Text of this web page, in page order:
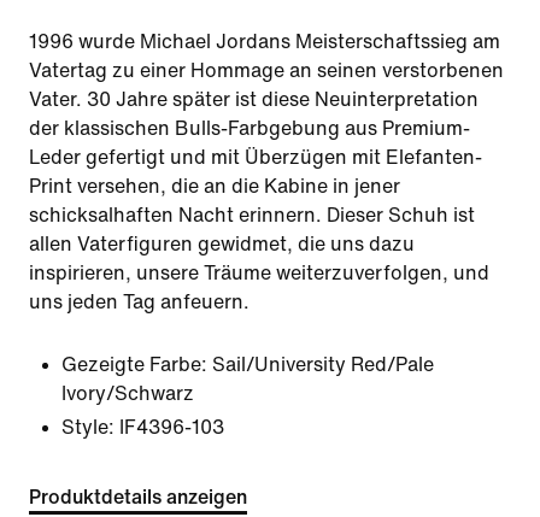
1996 wurde Michael Jordans Meisterschaftssieg am
Vatertag zu einer Hommage an seinen verstorbenen
Vater. 30 Jahre später ist diese Neuinterpretation
der klassischen Bulls-Farbgebung aus Premium-
Leder gefertigt und mit Überzügen mit Elefanten-
Print versehen, die an die Kabine in jener
schicksalhaften Nacht erinnern. Dieser Schuh ist
allen Vaterfiguren gewidmet, die uns dazu
inspirieren, unsere Träume weiterzuverfolgen, und
uns jeden Tag anfeuern.
Gezeigte Farbe: Sail/University Red/Pale
Ivory/Schwarz
Style:
IF4396-103
Produktdetails anzeigen